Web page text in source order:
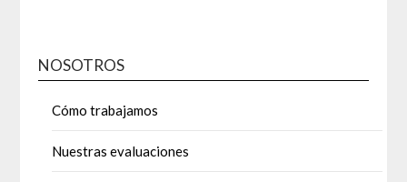
NOSOTROS
Cómo trabajamos
Nuestras evaluaciones